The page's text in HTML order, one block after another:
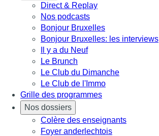
Direct & Replay
Nos podcasts
Bonjour Bruxelles
Bonjour Bruxelles: les interviews
Il y a du Neuf
Le Brunch
Le Club du Dimanche
Le Club de l'Immo
Grille des programmes
Nos dossiers
Colère des enseignants
Foyer anderlechtois